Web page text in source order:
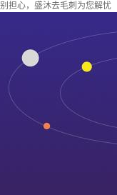
别担心，盛沐去毛刺为您解忧